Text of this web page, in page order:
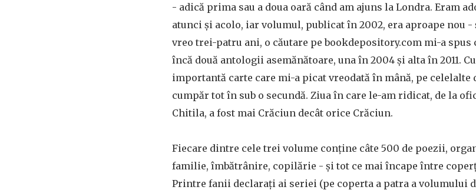
- adică prima sau a doua oară când am ajuns la Londra. Eram
atunci și acolo, iar volumul, publicat în 2002, era aproape nou -
vreo trei-patru ani, o căutare pe bookdepository.com mi-a
încă două antologii asemănătoare, una în 2004 și alta în 2011.
importantă carte care mi-a picat vreodată în mână, pe celelalte
cumpăr tot în sub o secundă. Ziua în care le-am ridicat, de la
Chitila, a fost mai Crăciun decât orice Crăciun.
Fiecare dintre cele trei volume conține câte 500 de poezii,
familie, îmbătrânire, copilărie - și tot ce mai încape între
Printre fanii declarați ai seriei (pe coperta a patra a volumului